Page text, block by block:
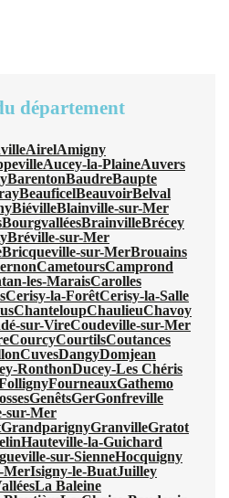
département
AirelAmigny
Aucey-la-PlaineAuvers
BarentonBaudreBaupte
BeauficelBeauvoirBelval
BiévilleBlainville-sur-Mer
BourgvalléesBrainvilleBrécey
Bréville-sur-Mer
Bricqueville-sur-MerBrouains
CametoursCamprond
les-MaraisCarolles
Cerisy-la-ForêtCerisy-la-Salle
ChanteloupChaulieuChavoy
sur-VireCoudeville-sur-Mer
CourcyCourtilsCoutances
CuvesDangyDomjean
RonthonDucey-Les Chéris
FourneauxGathemo
GenêtsGerGonfreville
sur-Mer
GrandparignyGranvilleGratot
Hauteville-la-Guichard
sur-SienneHocquigny
MerIsigny-le-BuatJuilley
La Baleine